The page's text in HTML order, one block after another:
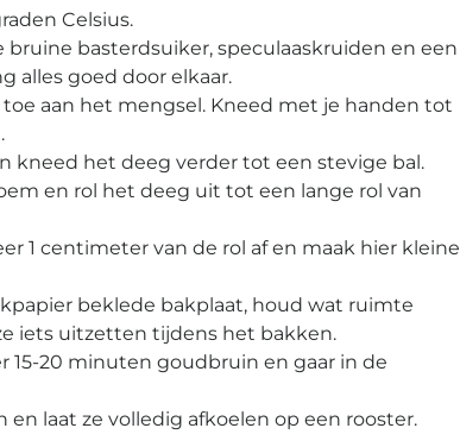
Celsius.
bruine basterdsuiker, speculaaskruiden en een
alles goed door elkaar.
aan het mengsel. Kneed met je handen tot
kneed het deeg verder tot een stevige bal.
en rol het deeg uit tot een lange rol van
1 centimeter van de rol af en maak hier kleine
beklede bakplaat, houd wat ruimte
iets uitzetten tijdens het bakken.
15-20 minuten goudbruin en gaar in de
laat ze volledig afkoelen op een rooster.